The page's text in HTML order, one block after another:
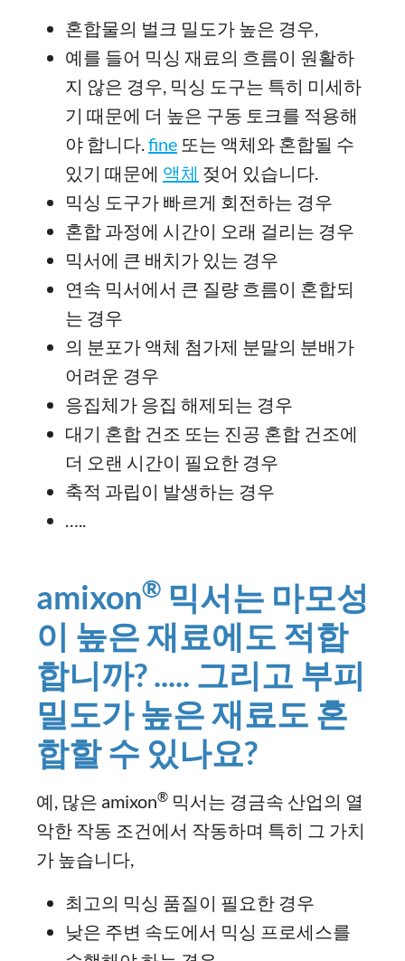
혼합물의 벌크 밀도가 높은 경우,
예를 들어 믹싱 재료의 흐름이 원활하
지 않은 경우, 믹싱 도구는 특히 미세하
기 때문에 더 높은 구동 토크를 적용해
야 합니다.fine 또는 액체와 혼합될 수
있기 때문에 액체 젖어 있습니다.
믹싱 도구가 빠르게 회전하는 경우
혼합 과정에 시간이 오래 걸리는 경우
믹서에 큰 배치가 있는 경우
연속 믹서에서 큰 질량 흐름이 혼합되
는 경우
의 분포가 액체 첨가제 분말의 분배가
어려운 경우
응집체가 응집 해제되는 경우
대기 혼합 건조 또는 진공 혼합 건조에
더 오랜 시간이 필요한 경우
축적 과립이 발생하는 경우
…..
amixon® 믹서는 마모성
이 높은 재료에도 적합
합니까? ..... 그리고 부피
밀도가 높은 재료도 혼
합할 수 있나요?
예, 많은 amixon® 믹서는 경금속 산업의 열
악한 작동 조건에서 작동하며 특히 그 가치
가 높습니다,
최고의 믹싱 품질이 필요한 경우
낮은 주변 속도에서 믹싱 프로세스를